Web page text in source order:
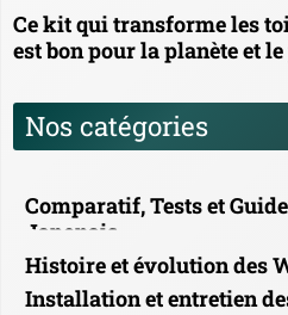
Ce kit qui transforme les
est bon pour la planète et
Nos catégories
Comparatif, Tests et
Japonais
Histoire et évolution des
Installation et entretien